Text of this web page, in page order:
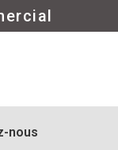
nous